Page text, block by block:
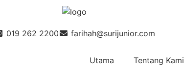
019 262 2200 farihah@surijunior.com
Utama Tentang Kami